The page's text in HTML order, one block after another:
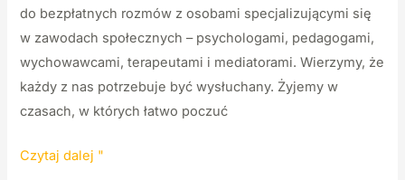
sierpnia
w
Pabianicach!
do bezpłatnych rozmów z osobami specjalizującymi się
w zawodach społecznych – psychologami, pedagogami,
wychowawcami, terapeutami i mediatorami. Wierzymy, że
każdy z nas potrzebuje być wysłuchany. Żyjemy w
czasach, w których łatwo poczuć
Halo,
Czytaj dalej "